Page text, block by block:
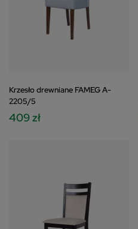
Krzesło drewniane FAMEG A-
2205/5
409 zł